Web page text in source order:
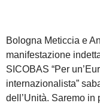
Bologna Meticcia e
manifestazione
SICOBAS “Per
internazionalista”
dell’Unità. Saremo